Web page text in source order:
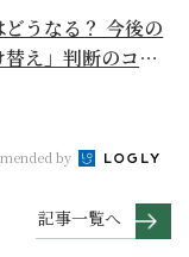
うなる？ 今後の
え」判断のコツ
by
記事一覧へ